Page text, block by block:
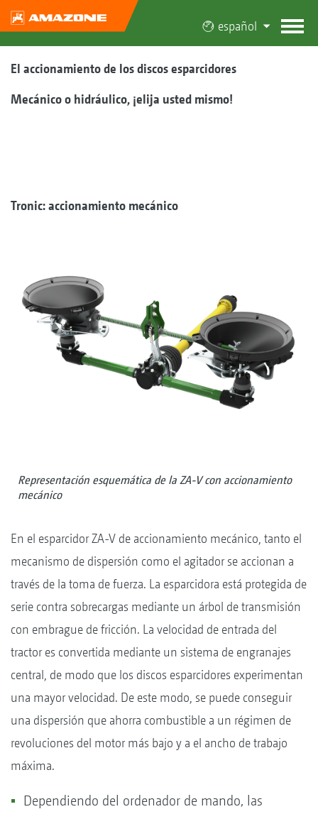
español
El accionamiento de los discos esparcidores
Mecánico o hidráulico, ¡elija usted mismo!
Tronic: accionamiento mecánico
Representación esquemática de la ZA-V con accionamiento
mecánico
En el esparcidor ZA-V de accionamiento mecánico, tanto el
mecanismo de dispersión como el agitador se accionan a
través de la toma de fuerza. La esparcidora está protegida de
serie contra sobrecargas mediante un árbol de transmisión
con embrague de fricción. La velocidad de entrada del
tractor es convertida mediante un sistema de engranajes
central, de modo que los discos esparcidores experimentan
una mayor velocidad. De este modo, se puede conseguir
una dispersión que ahorra combustible a un régimen de
revoluciones del motor más bajo y a el ancho de trabajo
máxima.
Dependiendo del ordenador de mando, las